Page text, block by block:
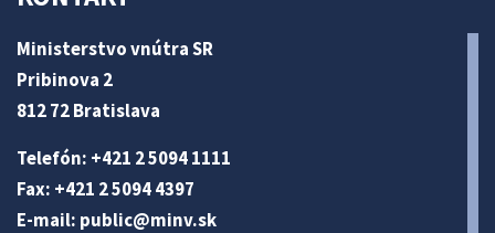
Ministerstvo vnútra SR
Pribinova 2
812 72 Bratislava
Telefón: +421 2 5094 1111
Fax: +421 2 5094 4397
E-mail: public@minv.sk